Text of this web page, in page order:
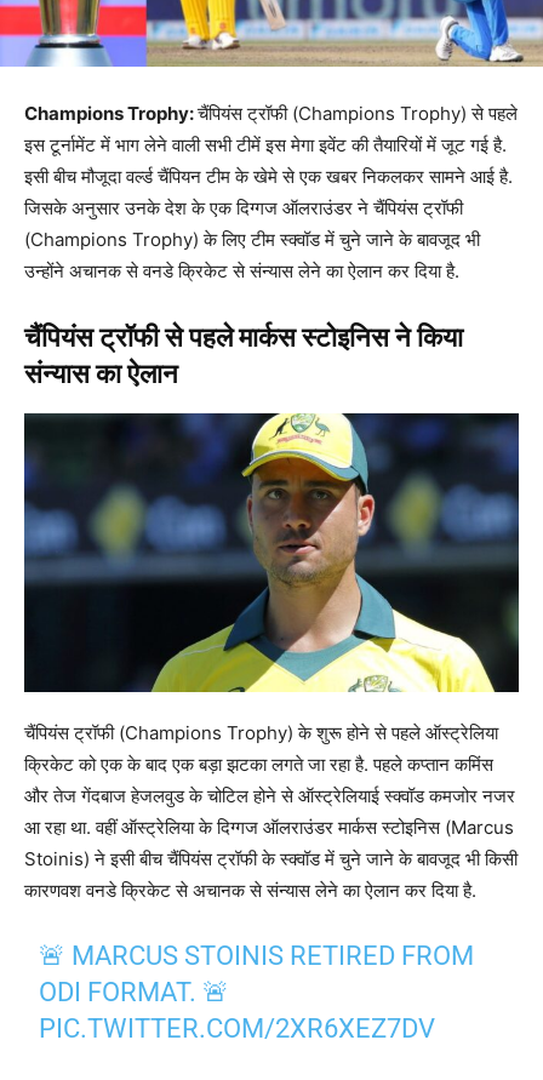
Champions Trophy:चैंपियंस ट्रॉफी (Champions Trophy) से पहले
इस टूर्नामेंट में भाग लेने वाली सभी टीमें इस मेगा इवेंट की तैयारियों में जूट गई है.
इसी बीच मौजूदा वर्ल्ड चैंपियन टीम के खेमे से एक खबर निकलकर सामने आई है.
जिसके अनुसार उनके देश के एक दिग्गज ऑलराउंडर ने चैंपियंस ट्रॉफी
(Champions Trophy) के लिए टीम स्क्वॉड में चुने जाने के बावजूद भी
उन्होंने अचानक से वनडे क्रिकेट से संन्यास लेने का ऐलान कर दिया है.
चैंपियंस ट्रॉफी से पहले मार्कस स्टोइनिस ने किया
संन्यास का ऐलान
चैंपियंस ट्रॉफी (Champions Trophy) के शुरू होने से पहले ऑस्ट्रेलिया
क्रिकेट को एक के बाद एक बड़ा झटका लगते जा रहा है. पहले कप्तान कमिंस
और तेज गेंदबाज हेजलवुड के चोटिल होने से ऑस्ट्रेलियाई स्क्वॉड कमजोर नजर
आ रहा था. वहीं ऑस्ट्रेलिया के दिग्गज ऑलराउंडर मार्कस स्टोइनिस (Marcus
Stoinis) ने इसी बीच चैंपियंस ट्रॉफी के स्क्वॉड में चुने जाने के बावजूद भी किसी
कारणवश वनडे क्रिकेट से अचानक से संन्यास लेने का ऐलान कर दिया है.
🚨 MARCUS STOINIS RETIRED FROM
ODI FORMAT. 🚨
PIC.TWITTER.COM/2XR6XEZ7DV